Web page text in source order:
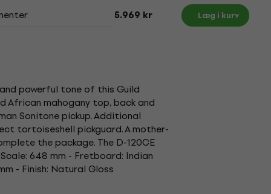
5.969 kr Læg i kurv
powerful tone of this Guild
African mahogany top, back and
Sonitone pickup. Additional
tortoiseshell pickguard. A mother-
the package. The D-120CE
648 mm - Fretboard: Indian
- Finish: Natural Gloss